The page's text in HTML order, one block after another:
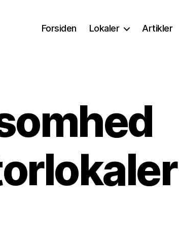
Forsiden Lokaler Artikler